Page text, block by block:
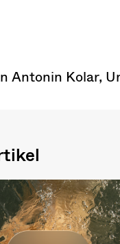
Antonin Kolar,